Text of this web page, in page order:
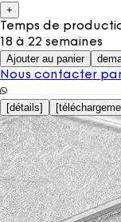
+
Temps de
18 à 22 semaines
Ajouter au panier
Nous contacter
[détails] [